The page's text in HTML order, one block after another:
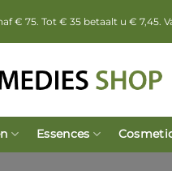
€ 75. Tot € 35 betaalt u € 7,45.
Essences